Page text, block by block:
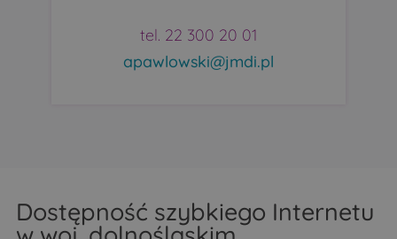
tel. 22 300 20 01
apawlowski@jmdi.pl
Dostępność szybkiego Internetu